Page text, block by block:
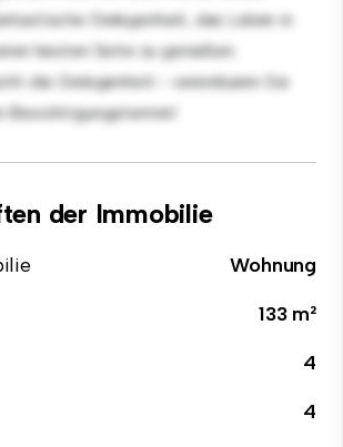
Gelegenheit, das Leben in
besten Seite zu genießen.
die Gelegenheit - vereinbaren Sie
Besichtigungstermin!
der Immobilie
Wohnung
133 m²
4
4